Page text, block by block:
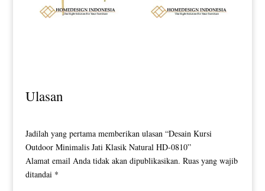
Ulasan
Jadilah yang pertama memberikan ulasan “Desain Kursi
Outdoor Minimalis Jati Klasik Natural HD-0810”
Alamat email Anda tidak akan dipublikasikan. Ruas yang wajib
ditandai *